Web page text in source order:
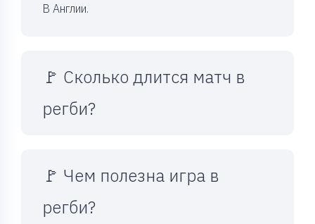
В Англии.
🚩 Сколько длится матч в
регби?
🚩 Чем полезна игра в
регби?